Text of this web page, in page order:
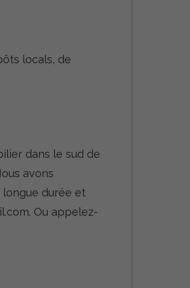
locals, de
dans le sud de
avons
longue durée et
Ou appelez-